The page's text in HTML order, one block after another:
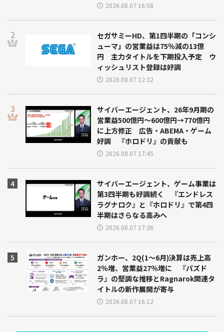
2026.08.07 16:58
セガサミーHD、第1四半期の「コンシ
ューマ」の営業益は75％減の13億
円 主力タイトルを下期投入予定 ウ
ィッシュリスト登録は好調
2026.08.07 12:32
サイバーエージェント、26年9月期の
営業益500億円～600億円→770億円
に上方修正 広告・ABEMA・ゲーム
好調 『ホロドリ』の貢献も
2026.08.07 17:45
サイバーエージェント、ゲーム事業は
第3四半期も好調続く 『エンドレス
ラグナロク』と『ホロドリ』で第4四
半期はさらなる高みへ
2026.08.07 17:36
ガンホー、2Q(1～6月)決算は売上高
2％増、営業益27％増に 『パズド
ラ』の堅調な推移とRagnarok関連タ
イトルの新作展開が寄与
2026.08.07 16:12